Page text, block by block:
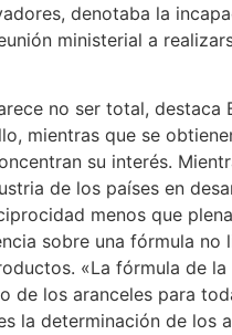
denotaba la
ministerial a
no ser total, destaca
mientras que se
su interés.
de los países en
menos que
sobre una fórmula
«La fórmula de la
de los aranceles para
la determinación de los